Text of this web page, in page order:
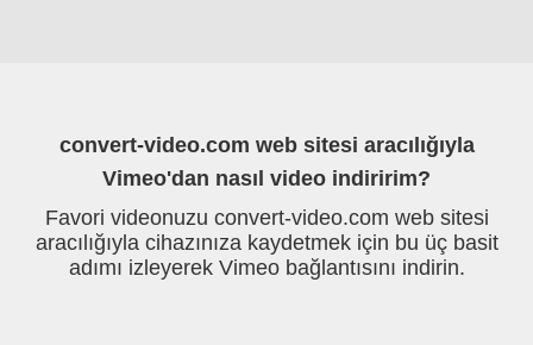
convert-video.com web sitesi aracılığıyla
Vimeo'dan nasıl video indiririm?
Favori videonuzu convert-video.com web sitesi
aracılığıyla cihazınıza kaydetmek için bu üç basit
adımı izleyerek Vimeo bağlantısını indirin.